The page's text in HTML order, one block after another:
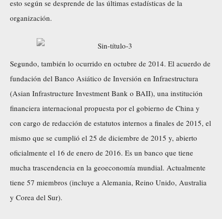
esto según se desprende de las últimas estadísticas de la
organización.
Segundo, también lo ocurrido en octubre de 2014. El acuerdo de
fundación del Banco Asiático de Inversión en Infraestructura
(Asian Infrastructure Investment Bank o BAII), una institución
financiera internacional propuesta por el gobierno de China y
con cargo de redacción de estatutos internos a finales de 2015, el
mismo que se cumplió el 25 de diciembre de 2015 y, abierto
oficialmente el 16 de enero de 2016. Es un banco que tiene
mucha trascendencia en la geoeconomía mundial. Actualmente
tiene 57 miembros (incluye a Alemania, Reino Unido, Australia
y Corea del Sur).